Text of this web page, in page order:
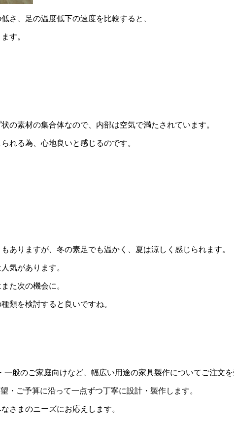
さ、足の温度低下の速度を比較すると、
す。
の素材の集合体なので、内部は空気で満たされています。
れる為、心地良いと感じるのです。
ありますが、冬の素足でも温かく、夏は涼しく感じられます。
気があります。
た次の機会に。
類を検討すると良いですね。
般のご家庭向けなど、幅広い用途の家具製作についてご注文を
・ご予算に沿って一点ずつ丁寧に設計・製作します。
さまのニーズにお応えします。